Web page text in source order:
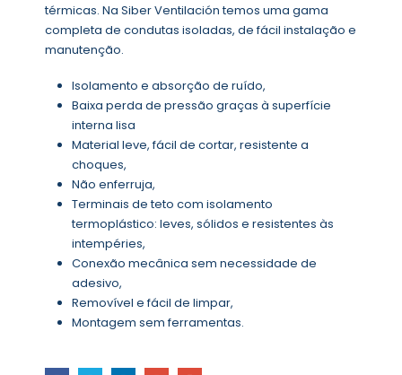
térmicas. Na Siber Ventilación temos uma gama
completa de condutas isoladas, de fácil instalação e
manutenção.
Isolamento e absorção de ruído,
Baixa perda de pressão graças à superfície
interna lisa
Material leve, fácil de cortar, resistente a
choques,
Não enferruja,
Terminais de teto com isolamento
termoplástico: leves, sólidos e resistentes às
intempéries,
Conexão mecânica sem necessidade de
adesivo,
Removível e fácil de limpar,
Montagem sem ferramentas.